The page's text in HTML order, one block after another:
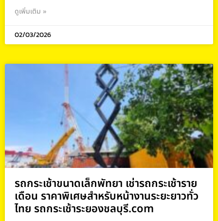
ดูเพิ่มเติม »
02/03/2026
รถกระเช้าขนาดเล็กพัทยา เช่ารถกระเช้าราย
เดือน ราคาพิเศษสำหรับหน้างานระยะยาวทั่ว
ไทย รถกระเช้าระยองชลบุรี.com